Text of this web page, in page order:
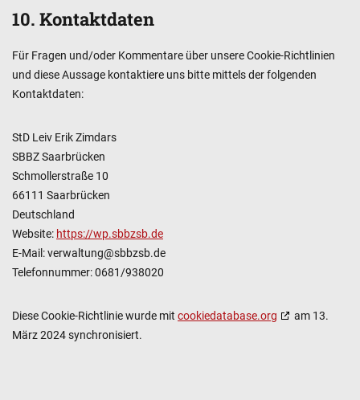
10. Kontaktdaten
Für Fragen und/oder Kommentare über unsere Cookie-Richtlinien
und diese Aussage kontaktiere uns bitte mittels der folgenden
Kontaktdaten:
StD Leiv Erik Zimdars
SBBZ Saarbrücken
Schmollerstraße 10
66111 Saarbrücken
Deutschland
Website: https://wp.sbbzsb.de
E-Mail:verwaltung@sbbzsb.de
Telefonnummer: 0681/938020
Diese Cookie-Richtlinie wurde mit cookiedatabase.org
am 13.
März 2024 synchronisiert.